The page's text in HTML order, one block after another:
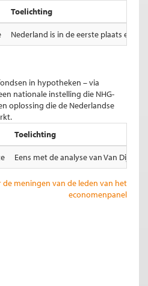
Toelichting
Nederland is in de eerste plaats een
in hypotheken – via
nationale instelling die NHG-
oplossing die de Nederlandse
Toelichting
Eens met de analyse van Van
de meningen van de leden van het
economenpanel